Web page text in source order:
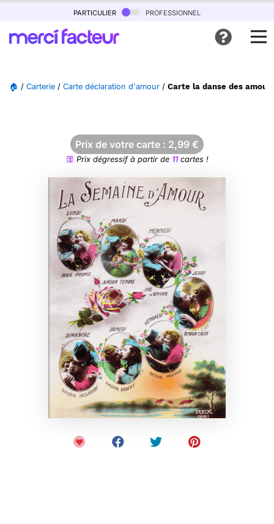
particulier professionnel
🏠 / Carterie / Carte déclaration d'amour / Carte la danse des
Prix de votre carte : 2,99 €
Prix dégressif à partir de 11cartes !